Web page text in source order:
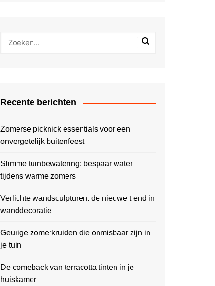
Recente berichten
Zomerse picknick essentials voor een
onvergetelijk buitenfeest
Slimme tuinbewatering: bespaar water
tijdens warme zomers
Verlichte wandsculpturen: de nieuwe trend in
wanddecoratie
Geurige zomerkruiden die onmisbaar zijn in
je tuin
De comeback van terracotta tinten in je
huiskamer